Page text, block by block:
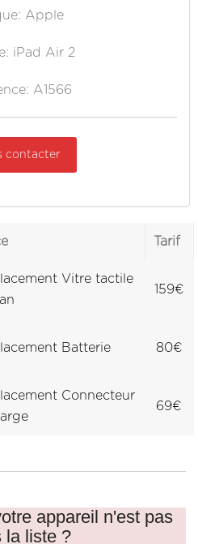
Apple
iPad Air 2
A1566
contacter
Tarif
Vitre tactile
159€
Batterie 80€
Connecteur
69€
appareil n'est pas
la liste ?